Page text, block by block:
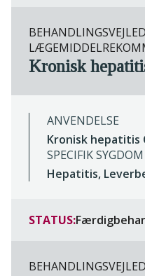
Kronisk
ANVENDELSE
Kronisk hepatitis
SPECIFIK SYGDOM
Hepatitis,
STATUS: